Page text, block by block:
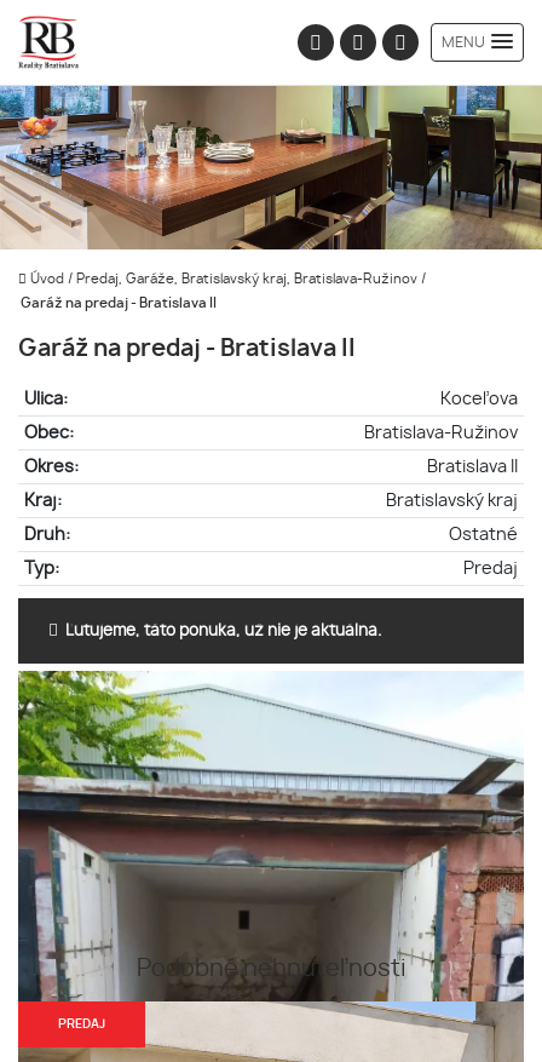
MENU
Úvod / Predaj, Garáže, Bratislavský kraj, Bratislava-Ružinov /
Garáž na predaj - Bratislava II
Garáž na predaj - Bratislava II
Ulica:
Koceľova
Obec:
Bratislava-Ružinov
Okres:
Bratislava II
Kraj:
Bratislavský kraj
Druh:
Ostatné
Typ:
Predaj
Ľutujeme, táto ponuka, už nie je aktuálna.
Podobné nehnuteľnosti
PREDAJ